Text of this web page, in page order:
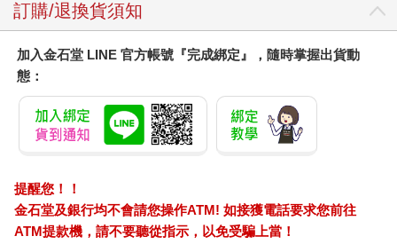
耳其菜給人的印象，沒有中國菜和法國菜烙印得那麼深刻，可是
它以一種極為獨特的樣貌，試圖征服遠道而來的旅人味蕾。
時值寒冷的冬季，我們走進一家海鮮餐廳，點了在伊斯坦堡的第
一餐──炸鯷魚。鯷魚，或者土耳其人口中的「Hamsi」，每年十
月至隔年三月盛產於土耳其北部的黑海地區，也因此，冬天時走
進土耳其北部的海鮮餐廳時，服務生通常會推薦客人選擇當季新
鮮的炸鯷魚餐。
每隻鯷魚身長大約十公分，顏色介於黑、銀之間，炸熟後原本銀
色的部分會轉為淡淡的焦黃，香氣也在此時瀰漫整間餐廳。土耳
其人習慣在炸魚上擠上適量的檸檬汁，搭配著麵包、生洋蔥和生
菜一起享用，吃起來外皮酥脆可口，內層的肉質滑嫩鮮美，好一
訂購/退換貨須知
加入金石堂 LINE 官方帳號『完成綁定』，隨時掌握出貨動
態：
提醒您！！
金石堂及銀行均不會請您操作ATM! 如接獲電話要求您前往
ATM提款機，請不要聽從指示，以免受騙上當！